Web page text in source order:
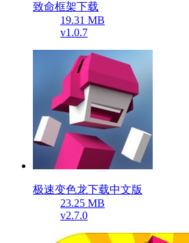
致命框架下载
19.31 MB
v1.0.7
极速变色龙下载中文版
23.25 MB
v2.7.0